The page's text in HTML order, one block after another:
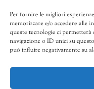
Per fornire le migliori
memorizzare e/o accedere alle
queste tecnologie ci
navigazione o ID unici su
può influire negativamente su
David
Blank,
Do
you
CATEGORIE:51/2021-53/